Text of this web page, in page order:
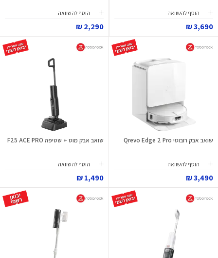
הוסף להשוואה
3,690 ₪
הוסף להשוואה
2,290 ₪
שואב אבק רובוטי Qrevo Edge 2 Pro
הוסף להשוואה
3,490 ₪
שואב אבק מוט + שטיפה F25 ACE PRO
הוסף להשוואה
1,490 ₪